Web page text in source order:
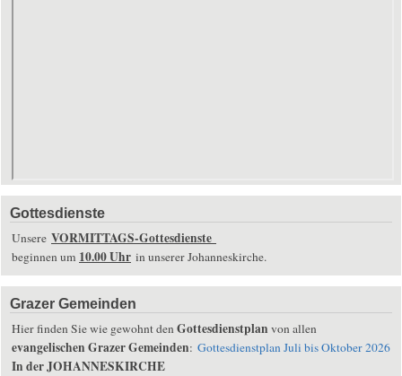
Gottesdienste
Unsere VORMITTAGS-Gottesdienste
beginnen um 10.00 Uhr in unserer Johanneskirche.
Grazer Gemeinden
Hier finden Sie wie gewohnt den Gottesdienstplan von allen
evangelischen Grazer Gemeinden: Gottesdienstplan Juli bis Oktober 2026
In der JOHANNESKIRCHE